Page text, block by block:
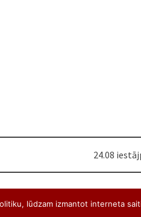
24.08
lūdzam izmantot interneta saiti